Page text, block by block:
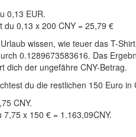
0,13 EUR.
du 0,13 x 200 CNY = 25,79 €
wissen, wie teuer das T-
0.1289673583616. Das
dich der ungefähre CNY-Betrag.
du die restlichen 150 Euro
CNY.
x 150 € = 1.163,09CNY.